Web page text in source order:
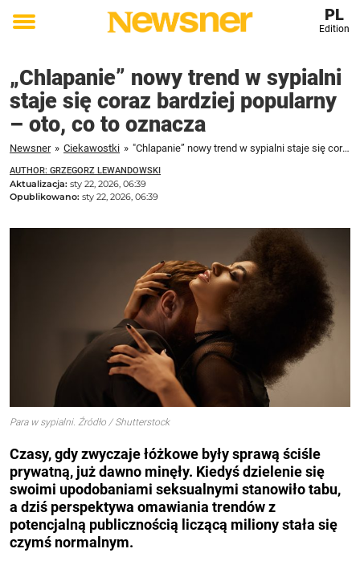
Toggle
PL
Edition
„Chlapanie” nowy trend w sypialni
staje się coraz bardziej popularny
– oto, co to oznacza
Newsner » Ciekawostki » "Chlapanie” nowy trend w sypialni staje się coraz bardziej popularny – oto, co to oznacza
AUTHOR: GRZEGORZ LEWANDOWSKI
Aktualizacja: sty 22, 2026, 06:39
Opublikowano: sty 22, 2026, 06:39
Para w sypialni. Źródło / Shutterstock
Czasy, gdy zwyczaje łóżkowe były sprawą ściśle
prywatną, już dawno minęły. Kiedyś dzielenie się
swoimi upodobaniami seksualnymi stanowiło tabu,
a dziś perspektywa omawiania trendów z
potencjalną publicznością liczącą miliony stała się
czymś normalnym.